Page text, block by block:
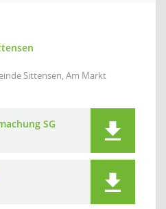
Sittensen, Am Markt
SG